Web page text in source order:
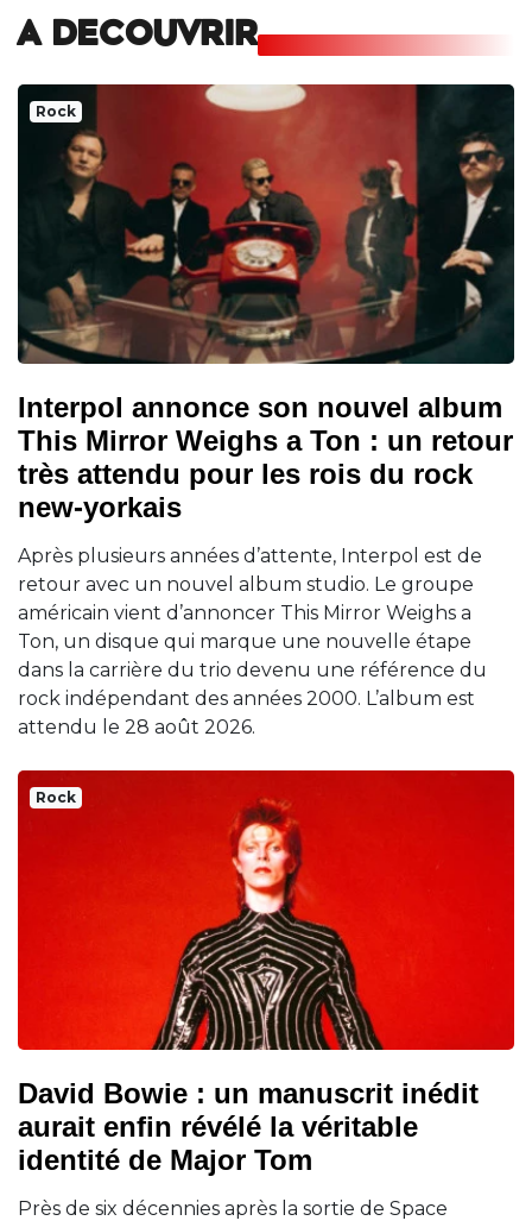
A DECOUVRIR
Rock
Interpol annonce son nouvel album
This Mirror Weighs a Ton : un retour
très attendu pour les rois du rock
new-yorkais
Après plusieurs années d’attente, Interpol est de
retour avec un nouvel album studio. Le groupe
américain vient d’annoncer This Mirror Weighs a
Ton, un disque qui marque une nouvelle étape
dans la carrière du trio devenu une référence du
rock indépendant des années 2000. L’album est
attendu le 28 août 2026.
Rock
David Bowie : un manuscrit inédit
aurait enfin révélé la véritable
identité de Major Tom
Près de six décennies après la sortie de Space